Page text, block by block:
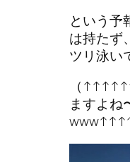
という予
は持たず
ツリ泳い
（
ますよね